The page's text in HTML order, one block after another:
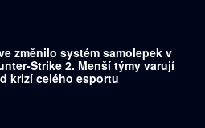
změnilo systém samolepek v
Strike 2. Menší týmy varují
krizí celého esportu